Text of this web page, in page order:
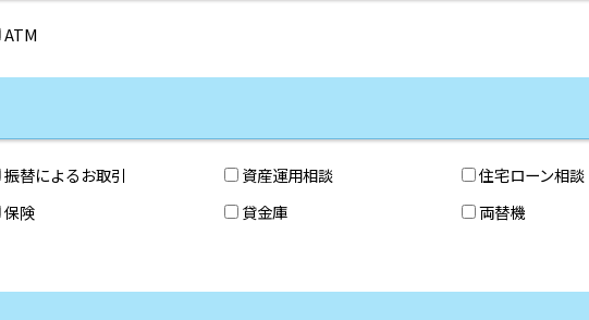
ATM
振替によるお取引 資産運用相談
住宅ローン相談
保険 貸金庫
両替機